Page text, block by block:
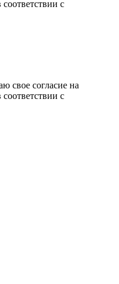
с
свое согласие на
с